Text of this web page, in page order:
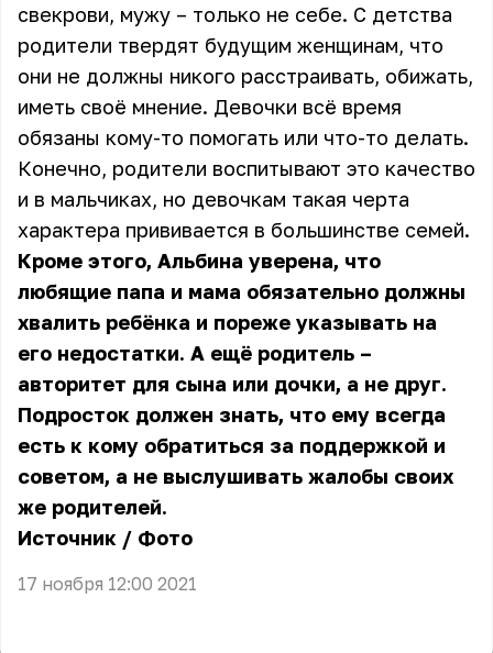
свекрови, мужу – только не себе. С детства
родители твердят будущим женщинам, что
они не должны никого расстраивать, обижать,
иметь своё мнение. Девочки всё время
обязаны кому-то помогать или что-то делать.
Конечно, родители воспитывают это качество
и в мальчиках, но девочкам такая черта
характера прививается в большинстве семей.
Кроме этого, Альбина уверена, что
любящие папа и мама обязательно должны
хвалить ребёнка и пореже указывать на
его недостатки. А ещё родитель –
авторитет для сына или дочки, а не друг.
Подросток должен знать, что ему всегда
есть к кому обратиться за поддержкой и
советом, а не выслушивать жалобы своих
же родителей.
Источник / Фото
17 ноября 12:00 2021